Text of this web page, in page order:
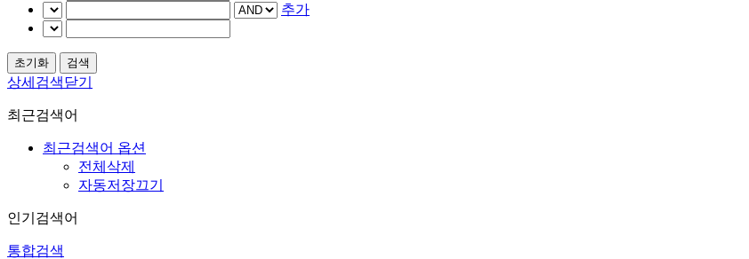
추가
상세검색닫기
최근검색어
최근검색어 옵션
전체삭제
자동저장끄기
인기검색어
통합검색